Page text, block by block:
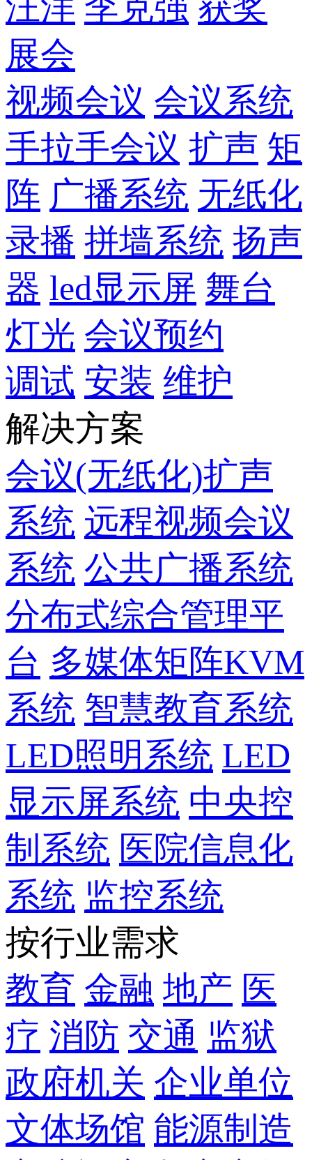
展会
视频会议 会议系统
手拉手会议 扩声 矩
阵 广播系统 无纸化
录播 拼墙系统 扬声
器 led显示屏 舞台
灯光 会议预约
调试 安装 维护
解决方案
会议(无纸化)扩声
系统 远程视频会议
系统 公共广播系统
分布式综合管理平
台 多媒体矩阵KVM
系统 智慧教育系统
LED照明系统 LED
显示屏系统 中央控
制系统 医院信息化
系统 监控系统
按行业需求
教育 金融 地产 医
疗 消防 交通 监狱
政府机关 企业单位
文体场馆 能源制造